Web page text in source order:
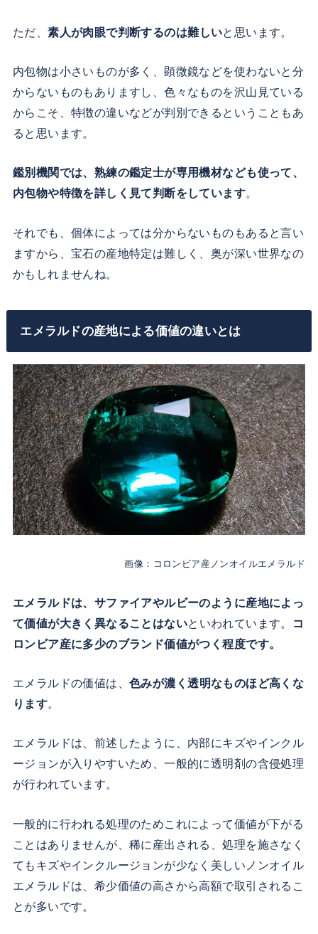
ただ、素人が肉眼で判断するのは難しいと思います。
内包物は小さいものが多く、顕微鏡などを使わないと分
からないものもありますし、色々なものを沢山見ている
からこそ、特徴の違いなどが判別できるということもあ
ると思います。
鑑別機関では、熟練の鑑定士が専用機材なども使って、
内包物や特徴を詳しく見て判断をしています。
それでも、個体によっては分からないものもあると言い
ますから、宝石の産地特定は難しく、奥が深い世界なの
かもしれませんね。
エメラルドの産地による価値の違いとは
画像：コロンビア産ノンオイルエメラルド
エメラルドは、サファイアやルビーのように産地によっ
て価値が大きく異なることはないといわれています。
コ
ロンビア産に多少のブランド価値がつく程度です。
エメラルドの価値は、色みが濃く透明なものほど高くな
ります。
エメラルドは、前述したように、内部にキズやインクル
ージョンが入りやすいため、一般的に透明剤の含侵処理
が行われています。
一般的に行われる処理のためこれによって価値が下がる
ことはありませんが、稀に産出される、処理を施さなく
てもキズやインクルージョンが少なく美しいノンオイル
エメラルドは、希少価値の高さから高額で取引されるこ
とが多いです。